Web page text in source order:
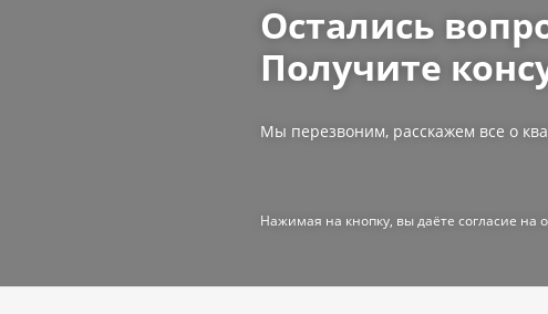
Остались
Получите
Мы перезвоним, расскажем все о
Нажимая на кнопку, вы даёте согласие на